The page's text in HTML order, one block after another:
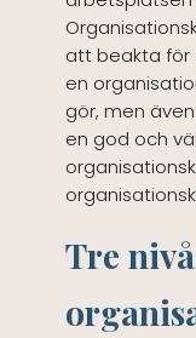
att beakta för
en
gör, men
en god och
Tre